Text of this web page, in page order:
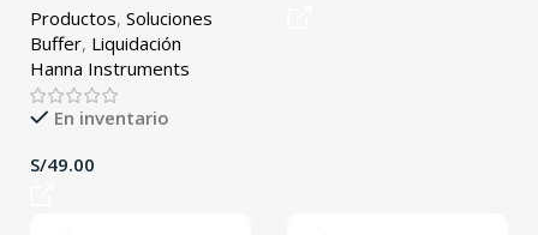
Productos, Soluciones
Buffer, Liquidación
Hanna Instruments
En inventario
S/